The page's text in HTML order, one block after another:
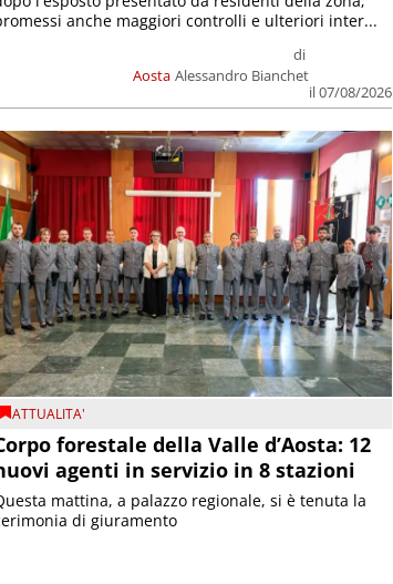
Aosta
di
Alessandro Bianchet
il 07/08/2026
anche maggiori controlli e ulteriori inter...
ATTUALITA'
forestale della Valle d’Aosta: 12
agenti in servizio in 8 stazioni
mattina, a palazzo regionale, si è tenuta la
di giuramento